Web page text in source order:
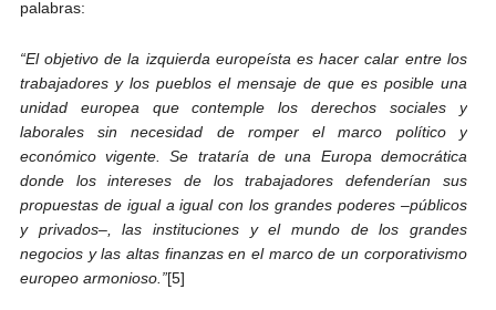
palabras:
“El objetivo de la izquierda europeísta es hacer calar entre los
trabajadores y los pueblos el mensaje de que es posible una
unidad europea que contemple los derechos sociales y
laborales sin necesidad de romper el marco político y
económico vigente. Se trataría de una Europa democrática
donde los intereses de los trabajadores defenderían sus
propuestas de igual a igual con los grandes poderes –públicos
y privados–, las instituciones y el mundo de los grandes
negocios y las altas finanzas en el marco de un corporativismo
europeo armonioso.”[5]